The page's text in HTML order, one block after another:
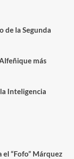
de la Segunda
más
Inteligencia
el “Fofo” Márquez